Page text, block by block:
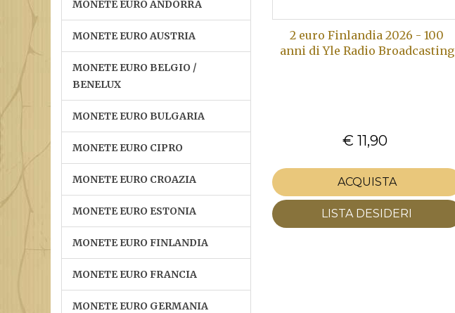
MONETE EURO ANDORRA
MONETE EURO AUSTRIA
MONETE EURO BELGIO /
BENELUX
MONETE EURO BULGARIA
MONETE EURO CIPRO
MONETE EURO CROAZIA
MONETE EURO ESTONIA
MONETE EURO FINLANDIA
MONETE EURO FRANCIA
MONETE EURO GERMANIA
2 euro Finlandia 2026 - 100
anni di Yle Radio Broadcasting
€ 11,90
ACQUISTA
LISTA DESIDERI